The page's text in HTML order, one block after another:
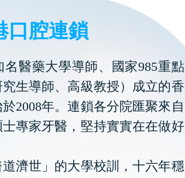
口腔連鎖
醫藥大學導師、國家985重點
生導師、高級教授）成立的香
2008年。連鎖各分院匯聚來自
專家牙醫，堅持實實在在做好
濟世」的大學校訓，十六年穩